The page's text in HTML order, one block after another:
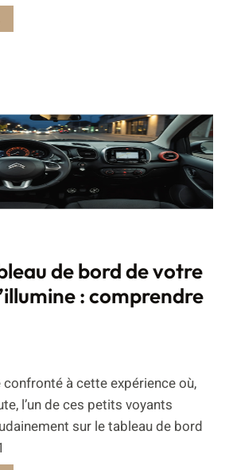
de bord de votre
: comprendre
à cette expérience où,
l’un de ces petits voyants
sur le tableau de bord